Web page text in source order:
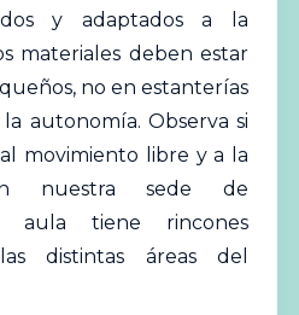
y adaptados a la
materiales deben estar
no en estanterías
autonomía. Observa si
al movimiento libre y a la
nuestra sede de
aula tiene rincones
distintas áreas del